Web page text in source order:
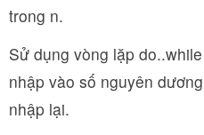
trong n.
Sử dụng vòng lặp
nhập vào số nguyên
nhập lại.